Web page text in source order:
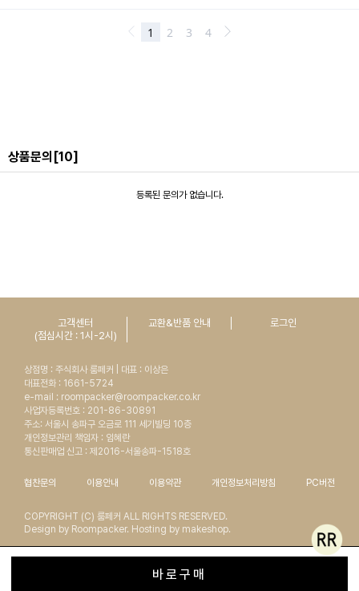
바로구매
상품문의 [10]
등록된 문의가 없습니다.
고객센터
(점심시간 : 1시-2시)
교환&반품 안내 로그인
상점명 : 주식회사 룸페커 | 대표 : 이상은
대표전화 : 1661-5724
e-mail : roompacker@roompacker.co.kr
사업자등록번호 : 201-86-30891
주소: 서울시 송파구 오금로 111 세기빌딩 10층
개인정보관리 책임자 : 임혜란
통신판매업 신고 : 제2016-서울송파-1518호
협찬문의 이용안내 이용약관 개인정보처리방침 PC버전
COPYRIGHT (C) 룸페커 ALL RIGHTS RESERVED.
Design by Roompacker. Hosting by makeshop.